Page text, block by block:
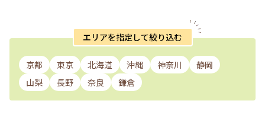
エリアを指定して絞り込む
京都 東京 北海道 沖縄 神奈川
静岡
山梨
長野 奈良 鎌倉